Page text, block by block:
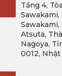
Tầng 4,
Sawakami,
Atsuta,
Nagoya,
0012, Nhật